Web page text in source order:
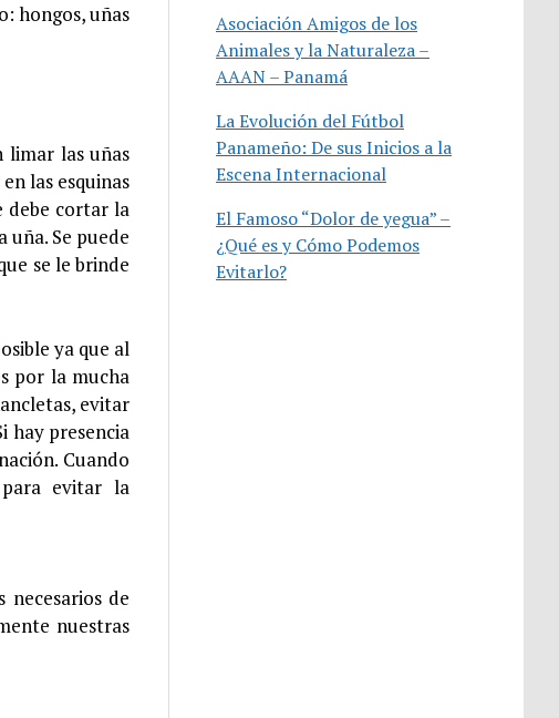
hongos, uñas
limar las uñas
las esquinas
debe cortar la
Se puede
se le brinde
ya que al
por la mucha
evitar
hay presencia
Cuando
evitar la
de
nuestras
Asociación Amigos de los
Animales y la Naturaleza –
AAAN – Panamá
La Evolución del Fútbol
Panameño: De sus Inicios a la
Escena Internacional
El Famoso “Dolor de yegua” –
¿Qué es y Cómo Podemos
Evitarlo?